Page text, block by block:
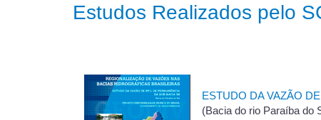
Estudos Realizados pelo
ESTUDO DA VAZÃO
(Bacia do rio Paraíba do